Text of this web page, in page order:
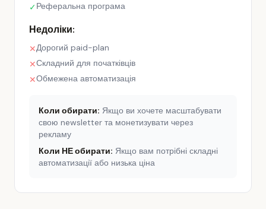
✓Реферальна програма
Недоліки:
✕Дорогий paid-plan
✕Складний для початківців
✕Обмежена автоматизація
Коли обирати: Якщо ви хочете масштабувати
свою newsletter та монетизувати через
рекламу
Коли НЕ обирати: Якщо вам потрібні складні
автоматизації або низька ціна